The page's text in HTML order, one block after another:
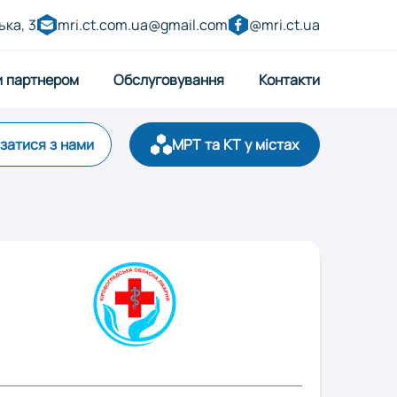
3 mri.ct.com.ua@gmail.com @mri.ct.ua
партнером Обслуговування Контакти
з нами МРТ та КТ у містах
Луцьк
Полтава